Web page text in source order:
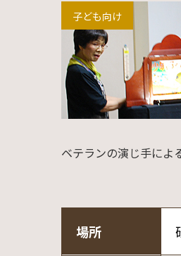
子ども向け
ベテランの演じ手によ
場所